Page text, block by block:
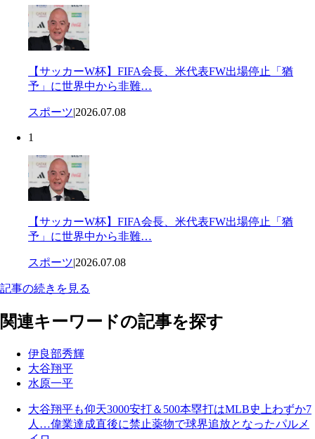
【サッカーW杯】FIFA会長、米代表FW出場停止「猶
予」に世界中から非難…
スポーツ|2026.07.08
1
【サッカーW杯】FIFA会長、米代表FW出場停止「猶
予」に世界中から非難…
スポーツ|2026.07.08
記事の続きを見る
関連キーワードの記事を探す
伊良部秀輝
大谷翔平
水原一平
大谷翔平も仰天3000安打＆500本塁打はMLB史上わずか7
人…偉業達成直後に禁止薬物で球界追放となったパルメ